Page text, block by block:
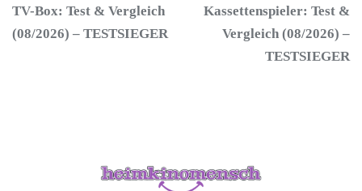
TV-Box: Test & Vergleich
(08/2026) – TESTSIEGER
Kassettenspieler: Test &
Vergleich (08/2026) –
TESTSIEGER